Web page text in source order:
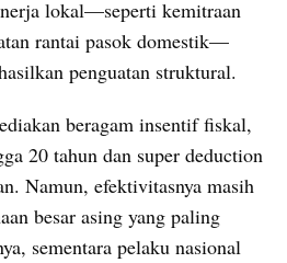
lokal—seperti kemitraan
rantai pasok domestik—
penguatan struktural.
beragam insentif fiskal,
20 tahun dan super deduction
Namun, efektivitasnya masih
besar asing yang paling
sementara pelaku nasional